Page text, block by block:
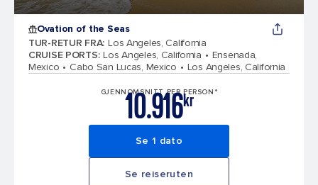
Ovation of the Seas
TUR-RETUR FRA: Los Angeles, California
CRUISE PORTS: Los Angeles, California
Ensenada,
Mexico
Cabo San Lucas, Mexico Los Angeles, California
GJENNOMSNITT PER PERSON*
kr
10.916
Se 1 dato
Se reiseruten